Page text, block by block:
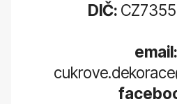
DIČ:
email: